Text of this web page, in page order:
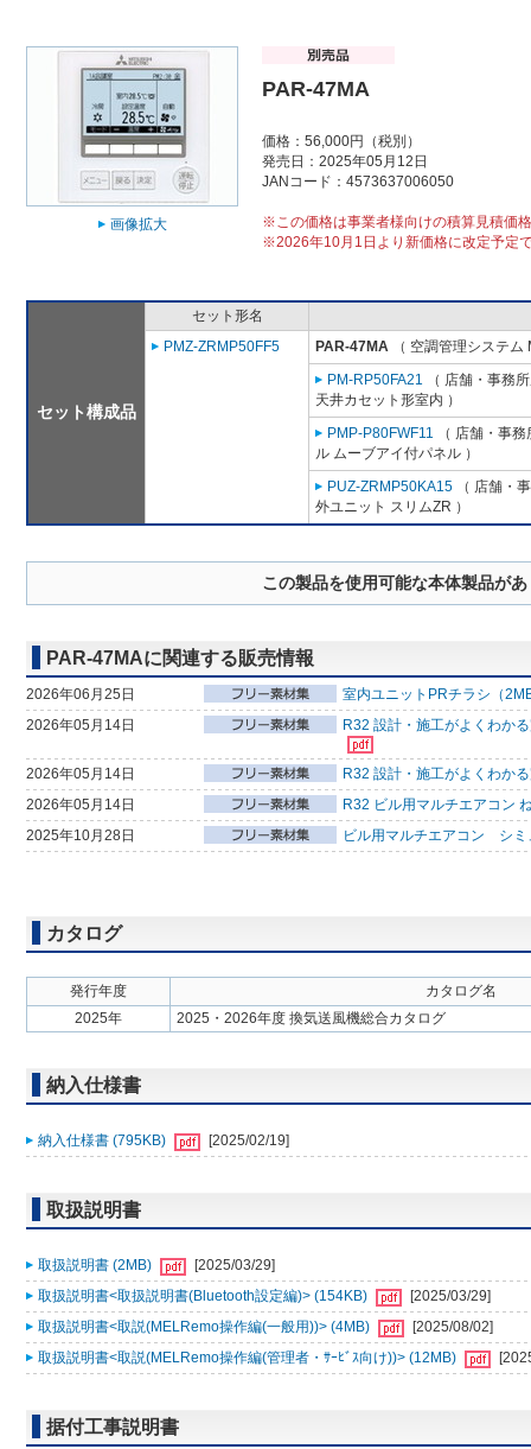
画像拡大
PAR-47MA
価格：56,000円（税別）
発売日：2025年05月12日
JANコード：4573637006050
※この価格は事業者様向けの積算見積価
※2026年10月1日より新価格に改定予定
セット構成品
セット形名
PMZ-ZRMP50FF5
PAR-47MA （ 空調管理システム
PM-RP50FA21 （ 店舗・事務
天井カセット形室内 ）
PMP-P80FWF11 （ 店舗・事
ル ムーブアイ付パネル ）
PUZ-ZRMP50KA15 （ 店舗・
外ユニット スリムZR ）
この製品を使用可能な本体製品が
PAR-47MAに関連する販売情報
2026年06月25日
室内ユニットPRチラシ（
2026年05月14日
R32 設計・施工がよくわか
2026年05月14日
R32 設計・施工がよくわか
2026年05月14日
R32 ビル用マルチエアコン
2025年10月28日
ビル用マルチエアコン シミ
カタログ
発行年度
カタログ名
2025年
2025・2026年度 換気送風機総合カタログ
納入仕様書
納入仕様書 (795KB) [2025/02/19]
取扱説明書
取扱説明書 (2MB)
[2025/03/29]
取扱説明書<取扱説明書(Bluetooth設定編)> (154KB)
[2025/03/29]
取扱説明書<取説(MELRemo操作編(一般用))> (4MB)
[2025/08/02]
取扱説明書<取説(MELRemo操作編(管理者・ｻｰﾋﾞｽ向け))> (12MB)
据付工事説明書